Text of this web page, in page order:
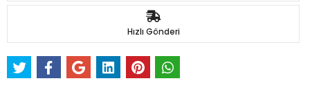
Hızlı Gönderi